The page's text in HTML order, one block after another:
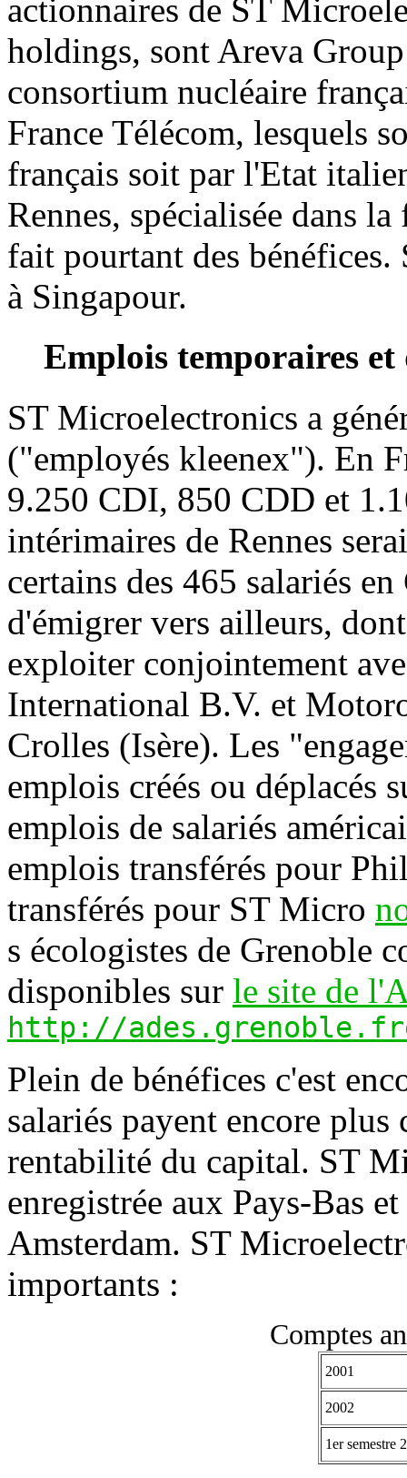
actionnaires de ST
holdings, sont Areva
consortium nucléaire
France Télécom, lesquels
français soit par l'Etat
Rennes, spécialisée dans
fait pourtant des bénéfices.
à Singapour.
Emplois temporaires et
ST Microelectronics a
("employés kleenex"). En
9.250 CDI, 850 CDD et
intérimaires de Rennes
certains des 465 salariés
d'émigrer vers ailleurs,
exploiter conjointement
International B.V. et
Crolles (Isère). Les
emplois créés ou déplacés
emplois de salariés
emplois transférés pour
transférés pour ST Micro
s écologistes de Grenoble
disponibles sur le site de
http://
Plein de bénéfices c'est
salariés payent encore
rentabilité du capital. ST
enregistrée aux Pays-Bas
Amsterdam. ST
importants :
Comptes
2001
2002
1er semestre